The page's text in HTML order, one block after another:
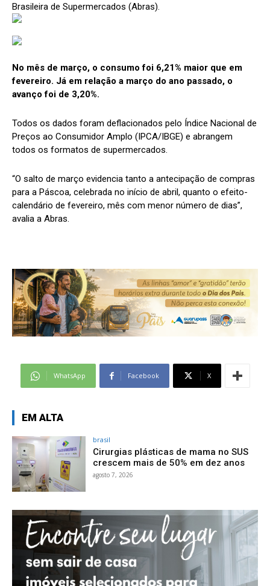
Brasileira de Supermercados (Abras).
No mês de março, o consumo foi 6,21% maior que em
fevereiro. Já em relação a março do ano passado, o
avanço foi de 3,20%.
Todos os dados foram deflacionados pelo Índice Nacional de
Preços ao Consumidor Amplo (IPCA/IBGE) e abrangem
todos os formatos de supermercados.
“O salto de março evidencia tanto a antecipação de compras
para a Páscoa, celebrada no início de abril, quanto o efeito-
calendário de fevereiro, mês com menor número de dias”,
avalia a Abras.
WhatsApp Facebook X
EM ALTA
brasil
Cirurgias plásticas de mama no SUS
crescem mais de 50% em dez anos
agosto 7, 2026